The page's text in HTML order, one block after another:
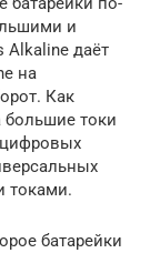
и
даёт
на
Как
большие токи
токами.
батарейки